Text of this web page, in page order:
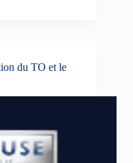
du TO et le